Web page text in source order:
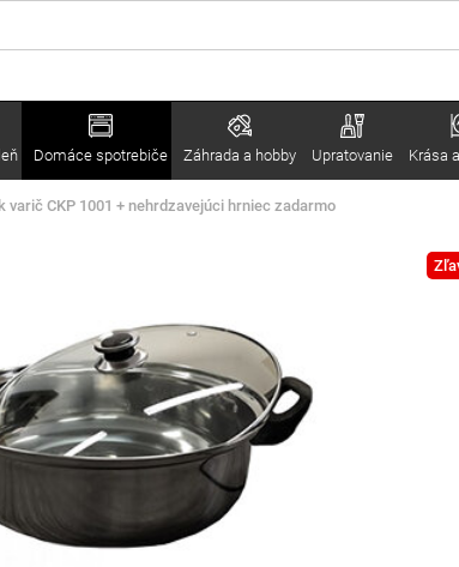
Domáce spotrebiče Záhrada a hobby Upratovanie Krása
varič CKP 1001 + nehrdzavejúci hrniec zadarmo